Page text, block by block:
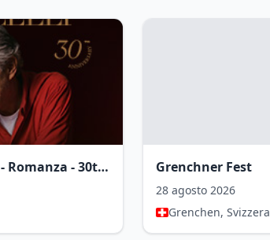
Andrea Bocelli - Romanza - 30th Anniversary World Tour Grenchner Fest
28 agosto 2026
Grenchen, Svizzera